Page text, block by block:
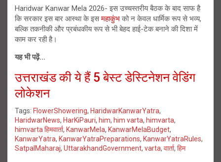
Haridwar Kanwar Mela 2026- इस उच्चस्तरीय बैठक के बाद साफ है
कि सरकार इस बार आस्था के इसमहाकुंभको न केवल धार्मिक रूप से भव्य,
बल्कि तकनीकी और प्रबंधकीय रूप से भी बेहद हाई-टेक बनाने की दिशा में
काम कर रही है।
यह भी पढ़ें…
उत्तराखंड की ये हैं 5 बेस्ट डेस्टिनेशन वेडिंग
लोकेशन
Tags: FlowerShowering, HaridwarKanwarYatra,
HaridwarNews, HarKiPauri, him, him varta, himvarta,
himvarta हिमवार्ता, KanwarMela, KanwarMelaBudget,
KanwarYatra, KanwarYatraPreparations, KanwarYatraRules,
SatpalMaharaj, UttarakhandGovernment, varta, वार्ता, हिम